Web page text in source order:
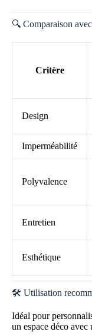
🔍 Comparaison
Critère
Design
Imperméabilité
Polyvalence
Entretien
Esthétique
🛠️ Utilisation
Idéal pour
un espace déco avec